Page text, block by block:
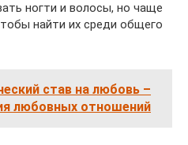
ногти и волосы, но чаще
найти их среди общего
став на любовь –
любовных отношений